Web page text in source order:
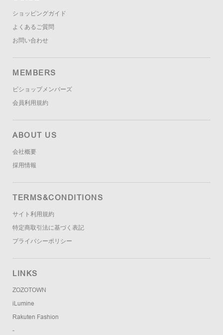
ショッピングガイド
よくあるご質問
お問い合わせ
MEMBERS
ビショップメンバーズ
会員利用規約
ABOUT US
会社概要
採用情報
TERMS&CONDITIONS
サイト利用規約
特定商取引法に基づく表記
プライバシーポリシー
LINKS
ZOZOTOWN
iLumine
Rakuten Fashion
-